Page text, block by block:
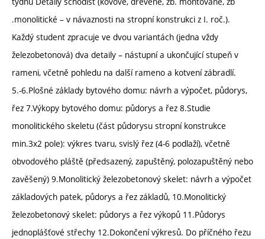
.monolitické – v návaznosti na stropní konstrukci z I. roč.).
Každý student zpracuje ve dvou variantách (jedna vždy
železobetonová) dva detaily – nástupní a ukončující stupeň v
rameni, včetně pohledu na další rameno a kotvení zábradlí.
5.-6.Plošné základy bytového domu: návrh a výpočet, půdorys,
řez 7.Výkopy bytového domu: půdorys a řez 8.Studie
monolitického skeletu (část půdorysu stropní konstrukce
min.3x2 pole): výkres tvaru, svislý řez (4-6 podlaží), včetně
obvodového pláště (předsazený, zapuštěný, polozapuštěný nebo
zavěšený) 9.Monolitický železobetonový skelet: návrh a výpočet
základových patek, půdorys a řez základů, 10.Monolitický
železobetonový skelet: půdorys a řez výkopů 11.Půdorys
jednoplášťové střechy 12.Dokončení výkresů. Do příčného řezu